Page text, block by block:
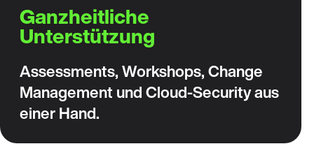
Ganzheitliche
Unterstützung
Assessments, Workshops, Change
Management und Cloud-Security aus
einer Hand.